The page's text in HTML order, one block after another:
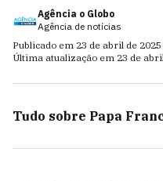
Agência o Globo
Agência de notícias
Publicado em 23 de abril de 2025
Última atualização em 23 de
Tudo sobre Papa